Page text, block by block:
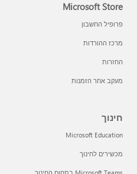
Microsoft Store
פרופיל החשבון
מרכז ההורדות
החזרות
מעקב אחר הזמנות
חינוך
Microsoft Education
מכשירים לחינוך